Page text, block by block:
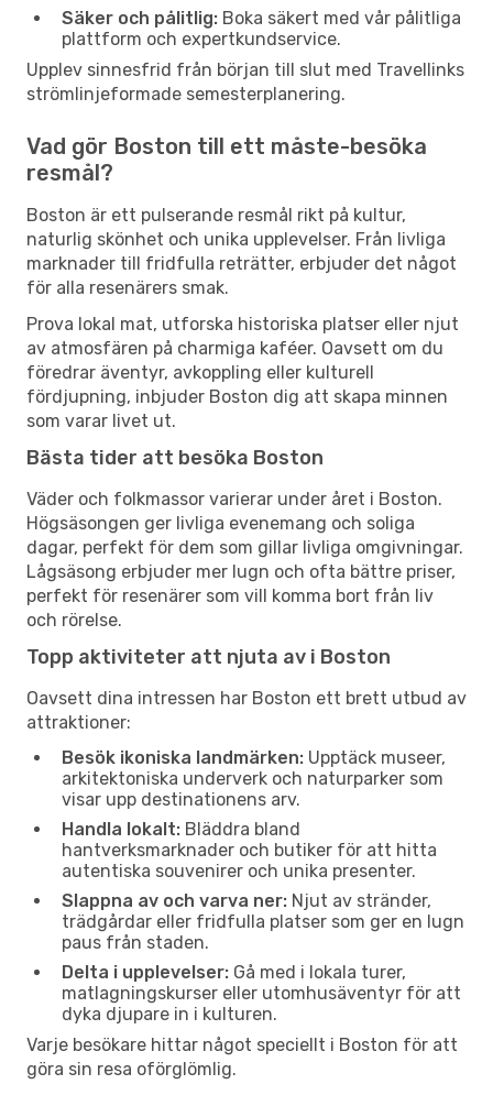
Säker och pålitlig: Boka säkert med vår pålitliga
plattform och expertkundservice.
Upplev sinnesfrid från början till slut med Travellinks
strömlinjeformade semesterplanering.
Vad gör Boston till ett måste-besöka
resmål?
Boston är ett pulserande resmål rikt på kultur,
naturlig skönhet och unika upplevelser. Från livliga
marknader till fridfulla reträtter, erbjuder det något
för alla resenärers smak.
Prova lokal mat, utforska historiska platser eller njut
av atmosfären på charmiga kaféer. Oavsett om du
föredrar äventyr, avkoppling eller kulturell
fördjupning, inbjuder Boston dig att skapa minnen
som varar livet ut.
Bästa tider att besöka Boston
Väder och folkmassor varierar under året i Boston.
Högsäsongen ger livliga evenemang och soliga
dagar, perfekt för dem som gillar livliga omgivningar.
Lågsäsong erbjuder mer lugn och ofta bättre priser,
perfekt för resenärer som vill komma bort från liv
och rörelse.
Topp aktiviteter att njuta av i Boston
Oavsett dina intressen har Boston ett brett utbud av
attraktioner:
Besök ikoniska landmärken: Upptäck museer,
arkitektoniska underverk och naturparker som
visar upp destinationens arv.
Handla lokalt: Bläddra bland
hantverksmarknader och butiker för att hitta
autentiska souvenirer och unika presenter.
Slappna av och varva ner: Njut av stränder,
trädgårdar eller fridfulla platser som ger en lugn
paus från staden.
Delta i upplevelser: Gå med i lokala turer,
matlagningskurser eller utomhusäventyr för att
dyka djupare in i kulturen.
Varje besökare hittar något speciellt i Boston för att
göra sin resa oförglömlig.